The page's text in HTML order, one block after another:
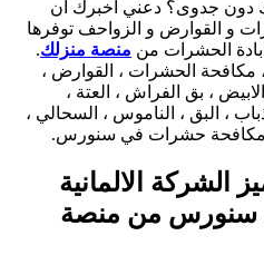
دون جدوى؟ دعني اخبرك ان
و القوارض و الزواحف توفرها
الحشرات من منصة منزلك.
مكافحة الحشرات ، القوارض ،
، بق الفراش ، العتة ،
، البق ، الناموس ، السحالي ،
مكافحة حشرات في سنورس.
الشركة الالمانية
سنورس من منصة